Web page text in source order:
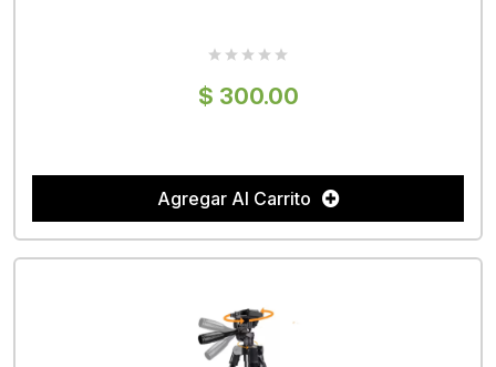
$ 300.00
Agregar Al Carrito